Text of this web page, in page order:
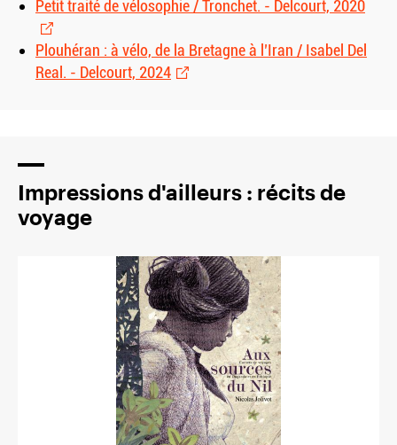
Petit traité de vélosophie / Tronchet. - Delcourt, 2020
Plouhéran : à vélo, de la Bretagne à l’Iran / Isabel Del
Real. - Delcourt, 2024
Impressions d'ailleurs : récits de
voyage